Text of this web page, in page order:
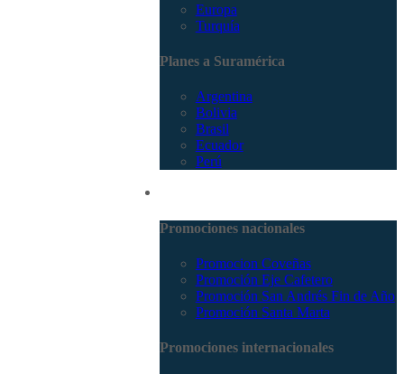
Europa
Turquía
Planes a Suramérica
Argentina
Bolivia
Brasil
Ecuador
Perú
Promociones nacionales
Promocion Coveñas
Promoción Eje Cafetero
Promoción San Andrés Fin de Año
Promoción Santa Marta
Promociones internacionales